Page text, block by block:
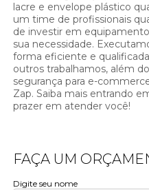
lacre e envelope plástico
um time de profissionais
de investir em
sua necessidade.
forma eficiente e
outros trabalhamos, além
segurança para e-
Zap. Saiba mais entrando
prazer em atender você!
FAÇA UM
Digite seu nome